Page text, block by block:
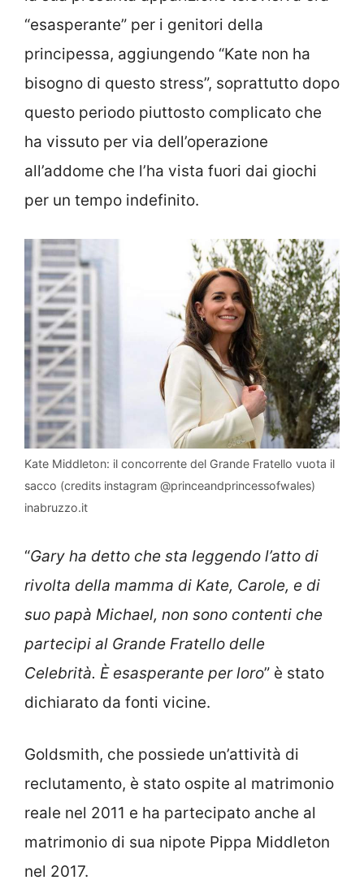
“esasperante” per i genitori della
principessa, aggiungendo “Kate non ha
bisogno di questo stress”, soprattutto dopo
questo periodo piuttosto complicato che
ha vissuto per via dell’operazione
all’addome che l’ha vista fuori dai giochi
per un tempo indefinito.
Kate Middleton: il concorrente del Grande Fratello vuota il
sacco (credits instagram @princeandprincessofwales)
inabruzzo.it
“Gary ha detto che sta leggendo l’atto di
rivolta della mamma di Kate, Carole, e di
suo papà Michael, non sono contenti che
partecipi al Grande Fratello delle
Celebrità. È esasperante per loro” è stato
dichiarato da fonti vicine.
Goldsmith, che possiede un’attività di
reclutamento, è stato ospite al matrimonio
reale nel 2011 e ha partecipato anche al
matrimonio di sua nipote Pippa Middleton
nel 2017.